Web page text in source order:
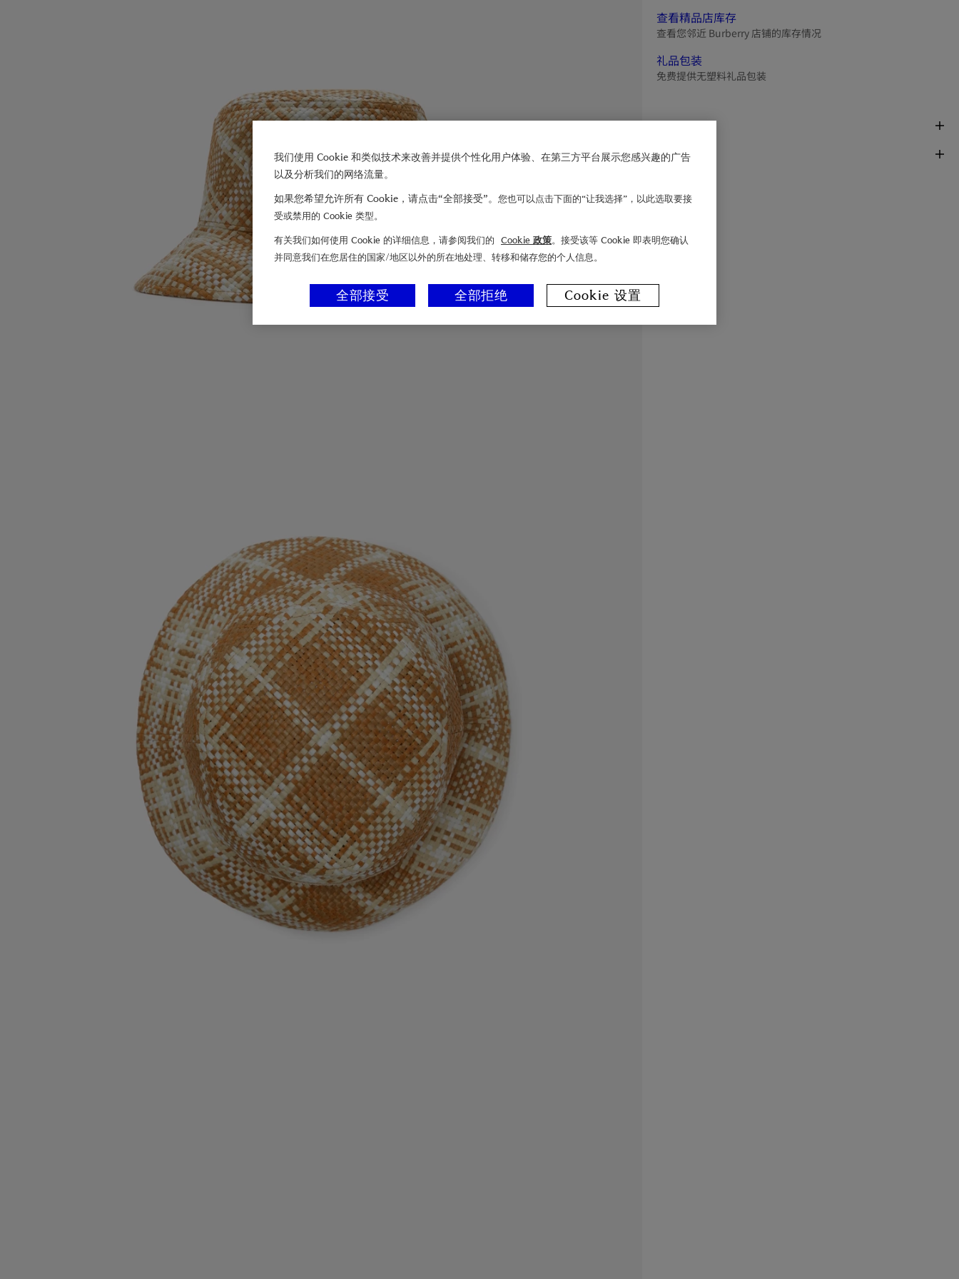
查看精品店库存
查看您邻近 Burberry 店铺的库存情况
礼品包装
免费提供无塑料礼品包装
商品描述
面料与保养
我们使用 Cookie 和类似技术来改善并提供个性化用户体验、在第三方平台展示您感兴趣的广告
以及分析我们的网络流量。
如果您希望允许所有 Cookie，请点击“全部接受”。 您也可以点击下面的“让我选择”，以此选取要接
受或禁用的 Cookie 类型。
有关我们如何使用 Cookie 的详细信息，请参阅我们的 Cookie 政策。接受该等 Cookie 即表明您确认
并同意我们在您居住的国家/地区以外的所在地处理、转移和储存您的个人信息。
全部拒绝
全部接受 Cookie 设置